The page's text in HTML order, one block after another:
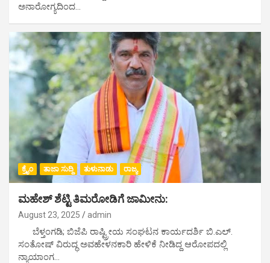
ಅನಾರೋಗ್ಯದಿಂದ…
ಕ್ರೈಂ ತಾಜಾ ಸುದ್ದಿ ತುಳುನಾಡು ರಾಜ್ಯ
ಮಹೇಶ್ ಶೆಟ್ಟಿ ತಿಮರೋಡಿಗೆ ಜಾಮೀನು:
August 23, 2025 admin
ಬೆಳ್ತಂಗಡಿ; ಬಿಜೆಪಿ ರಾಷ್ಟ್ರೀಯ ಸಂಘಟನ ಕಾರ್ಯದರ್ಶಿ ಬಿ.ಎಲ್‌.
ಸಂತೋಷ್‌ ವಿರುದ್ಧ ಅವಹೇಳನಕಾರಿ ಹೇಳಿಕೆ ನೀಡಿದ್ದ ಆರೋಪದಲ್ಲಿ
ನ್ಯಾಯಾಂಗ…